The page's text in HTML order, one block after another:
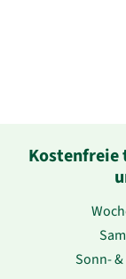
Kostenfreie
Sonn- &